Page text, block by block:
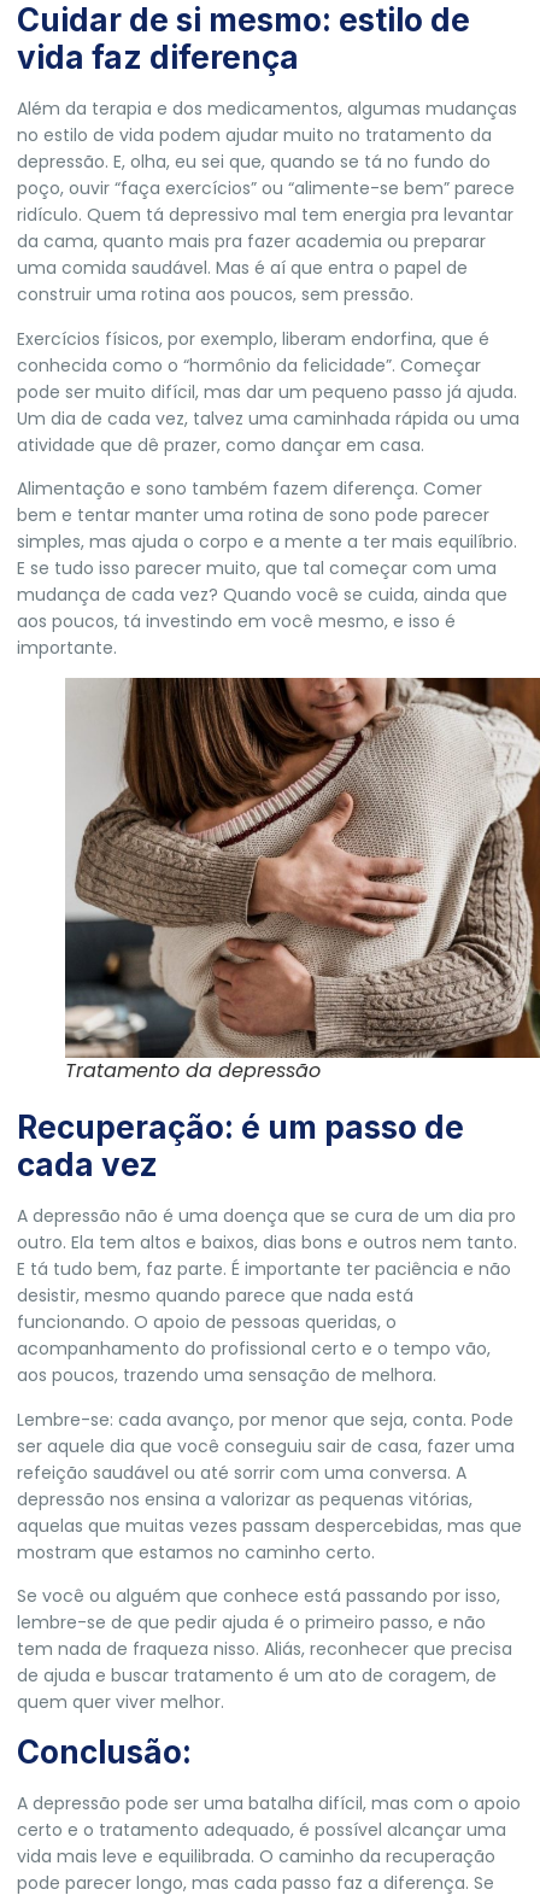
Cuidar de si mesmo: estilo de
vida faz diferença
Além da terapia e dos medicamentos, algumas mudanças
no estilo de vida podem ajudar muito no tratamento da
depressão. E, olha, eu sei que, quando se tá no fundo do
poço, ouvir “faça exercícios” ou “alimente-se bem” parece
ridículo. Quem tá depressivo mal tem energia pra levantar
da cama, quanto mais pra fazer academia ou preparar
uma comida saudável. Mas é aí que entra o papel de
construir uma rotina aos poucos, sem pressão.
Exercícios físicos, por exemplo, liberam endorfina, que é
conhecida como o “hormônio da felicidade”. Começar
pode ser muito difícil, mas dar um pequeno passo já ajuda.
Um dia de cada vez, talvez uma caminhada rápida ou uma
atividade que dê prazer, como dançar em casa.
Alimentação e sono também fazem diferença. Comer
bem e tentar manter uma rotina de sono pode parecer
simples, mas ajuda o corpo e a mente a ter mais equilíbrio.
E se tudo isso parecer muito, que tal começar com uma
mudança de cada vez? Quando você se cuida, ainda que
aos poucos, tá investindo em você mesmo, e isso é
importante.
Tratamento da depressão
Recuperação: é um passo de
cada vez
A depressão não é uma doença que se cura de um dia pro
outro. Ela tem altos e baixos, dias bons e outros nem tanto.
E tá tudo bem, faz parte. É importante ter paciência e não
desistir, mesmo quando parece que nada está
funcionando. O apoio de pessoas queridas, o
acompanhamento do profissional certo e o tempo vão,
aos poucos, trazendo uma sensação de melhora.
Lembre-se: cada avanço, por menor que seja, conta. Pode
ser aquele dia que você conseguiu sair de casa, fazer uma
refeição saudável ou até sorrir com uma conversa. A
depressão nos ensina a valorizar as pequenas vitórias,
aquelas que muitas vezes passam despercebidas, mas que
mostram que estamos no caminho certo.
Se você ou alguém que conhece está passando por isso,
lembre-se de que pedir ajuda é o primeiro passo, e não
tem nada de fraqueza nisso. Aliás, reconhecer que precisa
de ajuda e buscar tratamento é um ato de coragem, de
quem quer viver melhor.
Conclusão:
A depressão pode ser uma batalha difícil, mas com o apoio
certo e o tratamento adequado, é possível alcançar uma
vida mais leve e equilibrada. O caminho da recuperação
pode parecer longo, mas cada passo faz a diferença. Se